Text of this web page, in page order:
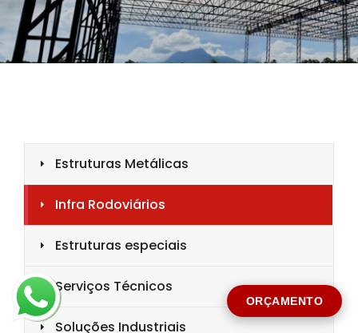
ORÇAMENTO
MENSAGEM *